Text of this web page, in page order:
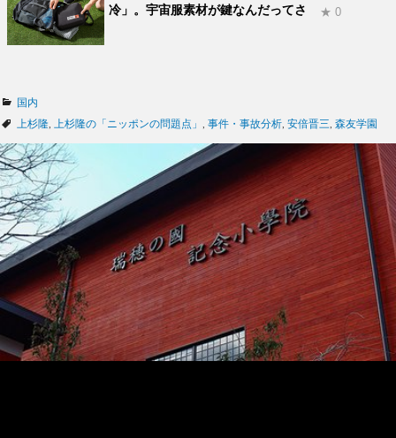
冷」。宇宙服素材が鍵なんだってさ
★ 0
カ
テ
リ
ー
国内
タ
上杉隆 上杉隆の「ニッポンの問題点」 事件・事故分析 安倍晋三 森友学園